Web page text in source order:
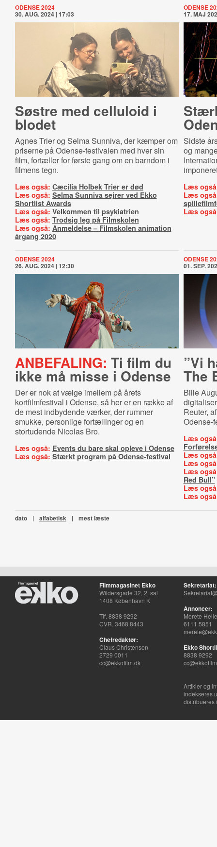
ODENSE 2024
30. AUG. 2024 | 17:03
Søstre med celluloid i
blodet
Agnes Trier og Selma Sunniva, der kæmper om
priserne på Odense-festivalen med hver sin
film, fortæller for første gang om en barndom i
filmens tegn.
Læs også: Cæcilia Holbek Trier er død
Læs også: Selma Sunniva sejrer ved Ekko
Shortlist Awards
Læs også: Velkommen til psykiatrien
Læs også: Trodsig leg på Filmskolen
Læs også: Anmeldelse – Filmskolen animation
årgang 2020
ODENSE
17. MAJ
Sidste
og
Læs
Læs
Læs
ODENSE 2024
26. AUG. 2024 | 12:30
ANBEFALING: Ti film du
ikke må misse i Odense
Der er nok at vælge imellem på årets
kortfilmfestival i Odense, så her er en række af
de mest indbydende værker, der rummer
smukke, personlige fortællinger og en
stortudende Nicolas Bro.
Læs også: Events du bare skal opleve i Odense
Læs også: Stærkt program på Odense-festival
ODENSE
01. SEP.
”Vi
The
Bille
Reuter,
Odense-
Læs
Læs
Læs
Læs
Red Bull”
Læs
Læs
dato | alfabetisk | mest læste
Filmmagasinet Ekko
Wildersgade 32, 2. sal
1408 København K
Tlf. 8838 9292
CVR. 3468 8443
Chefredaktør:
Claus Christensen
2729 0011
cc@ekkofilm.dk
Sekretariat:
Annoncer:
Merete
6111 5851
Ekko
8838 9292
Artikler og
indekseres
distribueres